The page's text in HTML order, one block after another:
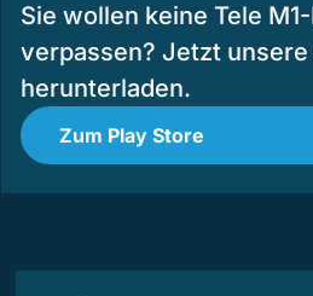
Sie wollen keine Tele
verpassen? Jetzt unsere
herunterladen.
Zum Play Store